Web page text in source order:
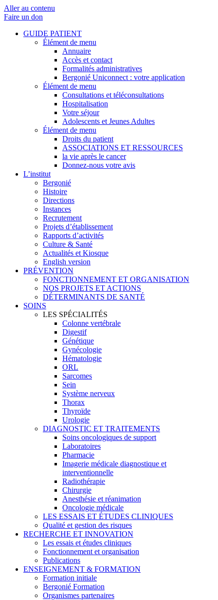
Aller au contenu
Faire un don
GUIDE PATIENT
Élément de menu
Annuaire
Accès et contact
Formalités administratives
Bergonié Uniconnect : votre application
Élément de menu
Consultations et téléconsultations
Hospitalisation
Votre séjour
Adolescents et Jeunes Adultes
Élément de menu
Droits du patient
ASSOCIATIONS ET RESSOURCES
la vie après le cancer
Donnez-nous votre avis
L’institut
Bergonié
Histoire
Directions
Instances
Recrutement
Projets d’établissement
Rapports d’activités
Culture & Santé
Actualités et Kiosque
English version
PRÉVENTION
FONCTIONNEMENT ET ORGANISATION
NOS PROJETS ET ACTIONS
DÉTERMINANTS DE SANTÉ
SOINS
LES SPÉCIALITÉS
Colonne vertébrale
Digestif
Génétique
Gynécologie
Hématologie
ORL
Sarcomes
Sein
Système nerveux
Thorax
Thyroïde
Urologie
DIAGNOSTIC ET TRAITEMENTS
Soins oncologiques de support
Laboratoires
Pharmacie
Imagerie médicale diagnostique et
interventionnelle
Radiothérapie
Chirurgie
Anesthésie et réanimation
Oncologie médicale
LES ESSAIS ET ÉTUDES CLINIQUES
Qualité et gestion des risques
RECHERCHE ET INNOVATION
Les essais et études cliniques
Fonctionnement et organisation
Publications
ENSEIGNEMENT & FORMATION
Formation initiale
Bergonié Formation
Organismes partenaires